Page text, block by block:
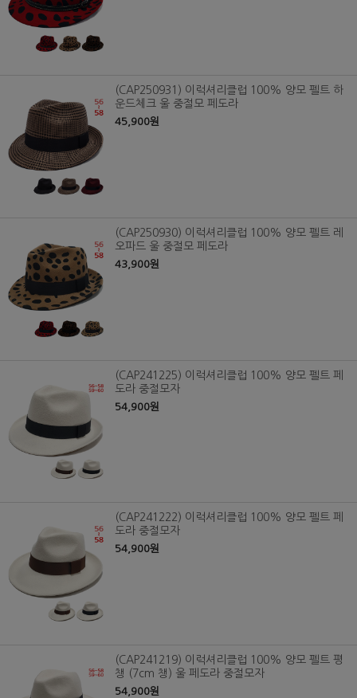
(CAP250931) 이럭셔리클럽 100% 양모 펠트 하
운드체크 울 중절모 페도라
45,900원
(CAP250930) 이럭셔리클럽 100% 양모 펠트 레
오파드 울 중절모 페도라
43,900원
(CAP241225) 이럭셔리클럽 100% 양모 펠트 페
도라 중절모자
54,900원
(CAP241222) 이럭셔리클럽 100% 양모 펠트 페
도라 중절모자
54,900원
(CAP241219) 이럭셔리클럽 100% 양모 펠트 평
챙 (7cm 챙) 울 페도라 중절모자
54,900원